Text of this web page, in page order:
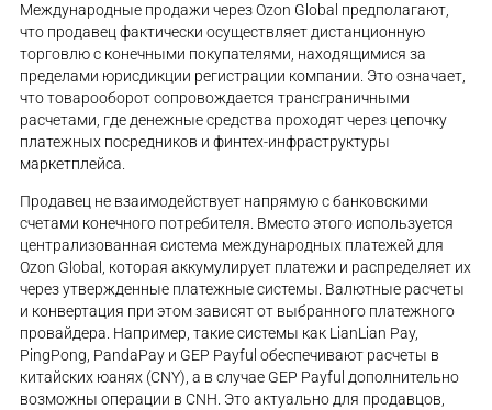
Международные продажи через Ozon Global предполагают,
что продавец фактически осуществляет дистанционную
торговлю с конечными покупателями, находящимися за
пределами юрисдикции регистрации компании. Это означает,
что товарооборот сопровождается трансграничными
расчетами, где денежные средства проходят через цепочку
платежных посредников и финтех-инфраструктуры
маркетплейса.
Продавец не взаимодействует напрямую с банковскими
счетами конечного потребителя. Вместо этого используется
централизованная система международных платежей для
Ozon Global, которая аккумулирует платежи и распределяет их
через утвержденные платежные системы. Валютные расчеты
и конвертация при этом зависят от выбранного платежного
провайдера. Например, такие системы как LianLian Pay,
PingPong, PandaPay и GEP Payful обеспечивают расчеты в
китайских юанях (CNY), а в случае GEP Payful дополнительно
возможны операции в CNH. Это актуально для продавцов,